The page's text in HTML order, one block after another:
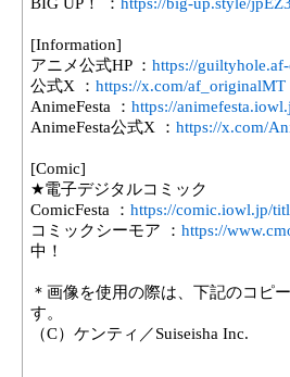
[Information]
アニメ公式HP ： https://
公式X ： https://x.com/af_originalMT
AnimeFesta ： https://
AnimeFesta公式X ： https://x.com/
[Comic]
★電子デジタルコミック
ComicFesta ： https://comic.iowl.jp/
コミックシーモア ： https://
中！
＊画像を使用の際は、下記のコピ
す。
（C）ケンティ／Suiseisha Inc.